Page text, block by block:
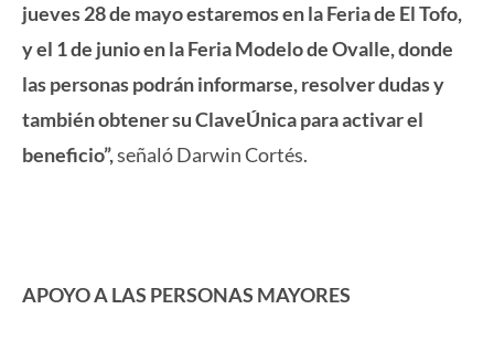
jueves 28 de mayo estaremos en la Feria de El Tofo,
y el 1 de junio en la Feria Modelo de Ovalle, donde
las personas podrán informarse, resolver dudas y
también obtener su ClaveÚnica para activar el
beneficio”,señaló Darwin Cortés.
APOYO A LAS PERSONAS MAYORES